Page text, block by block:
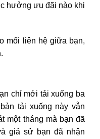
hưởng ưu đãi nào khi
mối liên hệ giữa bạn,
chỉ mới tải xuống ba
tải xuống này vẫn
một tháng mà bạn đã
giả sử bạn đã nhận